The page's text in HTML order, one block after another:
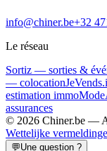
info@chiner.be+32
Le réseau
Sortiz — sorties &
— colocation
estimation immo
assurances
© 2026 Chiner.be —
Wettelijke
💬Une question ?